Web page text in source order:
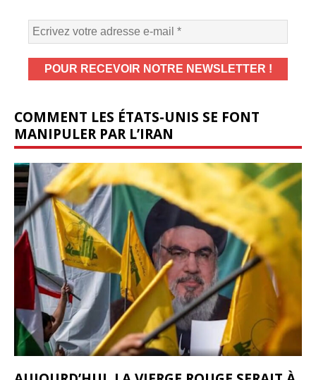
COMMENT LES ÉTATS-UNIS SE FONT
MANIPULER PAR L’IRAN